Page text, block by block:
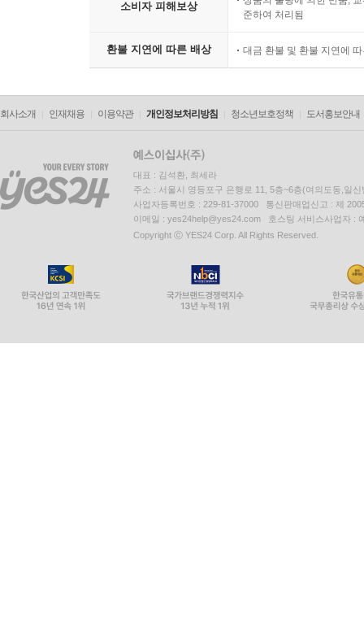
소비자 피해보상
준하여 처리됨
환불 지연에 따른 배상 대금 환불 및 환불 지연에
회사소개 인재채용 이용약관 개인정보처리방침 청소년보호정책 도서홍보안내
대표 : 김석환, 최세라
주소 : 서울시 영등포구 은행로 11, 5층~6층(여의도동,일신
사업자등록번호 : 229-81-37000 통신판매업신고 : 제
이메일 : yes24help@yes24.com 호스팅 서비스사업자 :
Copyright ⓒ YES24 Corp. All Rights Reserved.